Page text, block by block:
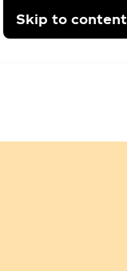
Skip to content